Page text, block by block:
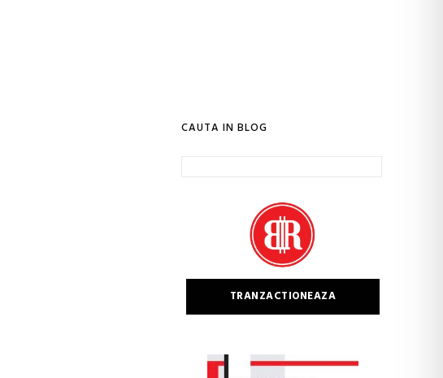
CAUTA IN BLOG
TRANZACTIONEAZA